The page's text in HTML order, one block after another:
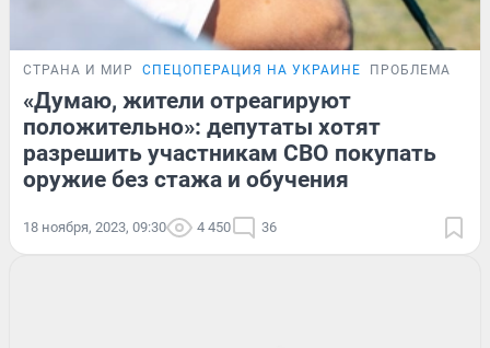
СТРАНА И МИР СПЕЦОПЕРАЦИЯ НА УКРАИНЕ ПРОБЛЕМА
«Думаю, жители отреагируют
положительно»: депутаты хотят
разрешить участникам СВО покупать
оружие без стажа и обучения
18 ноября, 2023, 09:30 4 450 36